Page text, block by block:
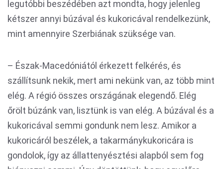
legutóbbi beszédében azt mondta, hogy jelenleg
kétszer annyi búzával és kukoricával rendelkezünk,
mint amennyire Szerbiának szüksége van.
– Észak-Macedóniától érkezett felkérés, és
szállítsunk nekik, mert ami nekünk van, az több mint
elég. A régió összes országának elegendő. Elég
őrölt búzánk van, lisztünk is van elég. A búzával és a
kukoricával semmi gondunk nem lesz. Amikor a
kukoricáról beszélek, a takarmánykukoricára is
gondolok, így az állattenyésztési alapból sem fog